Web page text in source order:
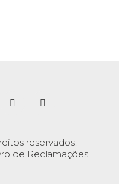
reservados.
de Reclamações